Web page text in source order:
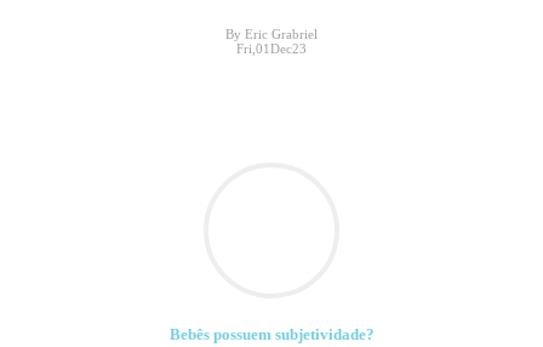
By Eric Grabriel
Fri,01Dec23
Bebês possuem subjetividade?